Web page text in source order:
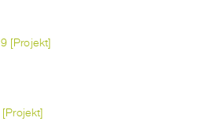
[Projekt]